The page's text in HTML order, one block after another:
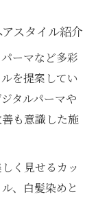
スタイル紹介
ーマなど多彩
を提案してい
タルパーマや
も意識した施
く見せるカッ
、白髪染めと